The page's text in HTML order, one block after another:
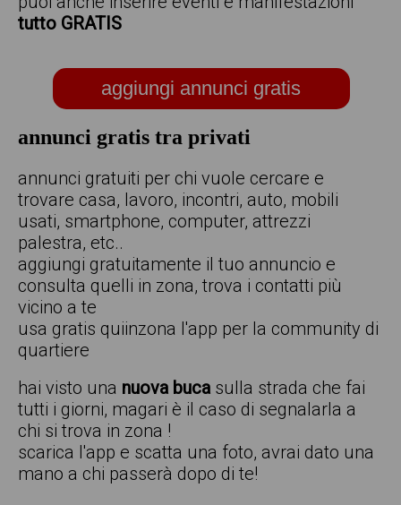
tutto GRATIS
aggiungi annunci gratis
annunci gratis tra privati
annunci gratuiti per chi vuole cercare e
trovare casa, lavoro, incontri, auto, mobili
usati, smartphone, computer, attrezzi
palestra, etc..
aggiungi gratuitamente il tuo annuncio e
consulta quelli in zona, trova i contatti più
vicino a te
usa gratis quiinzona l'app per la community di
quartiere
hai visto una nuova buca sulla strada che fai
tutti i giorni, magari è il caso di segnalarla a
chi si trova in zona !
scarica l'app e scatta una foto, avrai dato una
mano a chi passerà dopo di te!